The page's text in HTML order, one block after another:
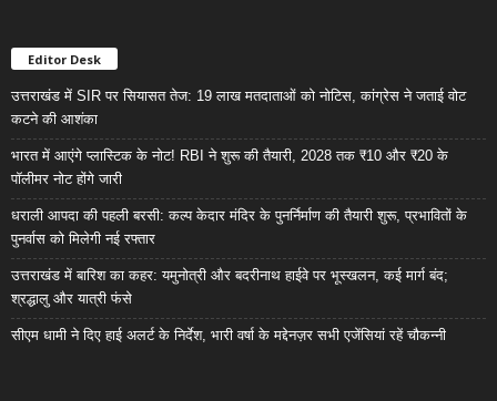
Editor Desk
उत्तराखंड में SIR पर सियासत तेज: 19 लाख मतदाताओं को नोटिस, कांग्रेस ने जताई वोट
कटने की आशंका
भारत में आएंगे प्लास्टिक के नोट! RBI ने शुरू की तैयारी, 2028 तक ₹10 और ₹20 के
पॉलीमर नोट होंगे जारी
धराली आपदा की पहली बरसी: कल्प केदार मंदिर के पुनर्निर्माण की तैयारी शुरू, प्रभावितों के
पुनर्वास को मिलेगी नई रफ्तार
उत्तराखंड में बारिश का कहर: यमुनोत्री और बदरीनाथ हाईवे पर भूस्खलन, कई मार्ग बंद;
श्रद्धालु और यात्री फंसे
सीएम धामी ने दिए हाई अलर्ट के निर्देश, भारी वर्षा के मद्देनज़र सभी एजेंसियां रहें चौकन्नी